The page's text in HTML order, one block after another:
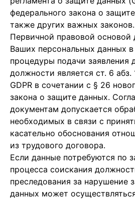
федерального закона о
также других важных законов.
Первичной правовой основой
Ваших персональных данных
процедуры подачи заявления
должности является ст. 6 абз.
GDPR в сочетании с § 26
закона о защите данных.
документам допускается
необходимых в связи с
касательно обоснования
из трудового договора.
Если данные потребуются по
процесса соискания
преследования за нарушение
данных может